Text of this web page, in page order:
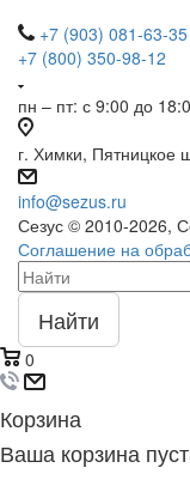
+7 (903) 081-63-35
+7 (800) 350-98-12
пн – пт: с 9:00 до
г. Химки, Пятницкое
info@sezus.ru
Сезус © 2010-2026,
Соглашение на
Найти
0
Корзина
Ваша корзина